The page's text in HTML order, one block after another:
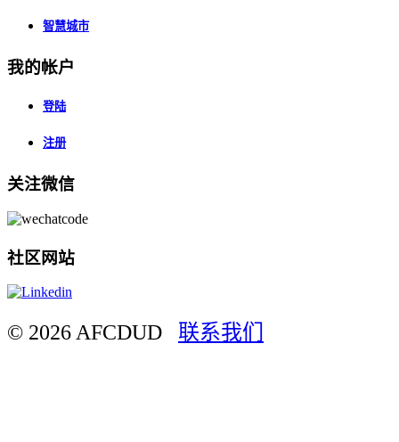
智慧城市
我的帐户
登陆
注册
关注微信
社区网站
© 2026 AFCDUD 联系我们